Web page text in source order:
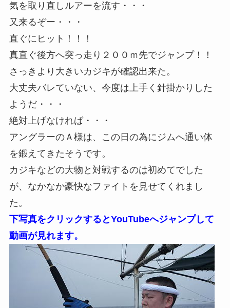
気を取り直しルアーを流す・・・
又来るぞー・・・
直ぐにヒット！！！
真直ぐ後方へ突っ走り２００ｍ先でジャンプ！！
さっきより大きいカジキが確認出来た。
大丈夫バレていない、今度は上手く針掛かりした
ようだ・・・
絶対上げなければ・・・
アングラーのＡ様は、この日の為にジムへ通い体
を鍛えてきたそうです。
カジキなどの大物と対戦するのは初めてでした
が、なかなか豪快なファイトを見せてくれまし
た。
下写真をクリックするとYouTubeへジャンプして
動画が見れます。